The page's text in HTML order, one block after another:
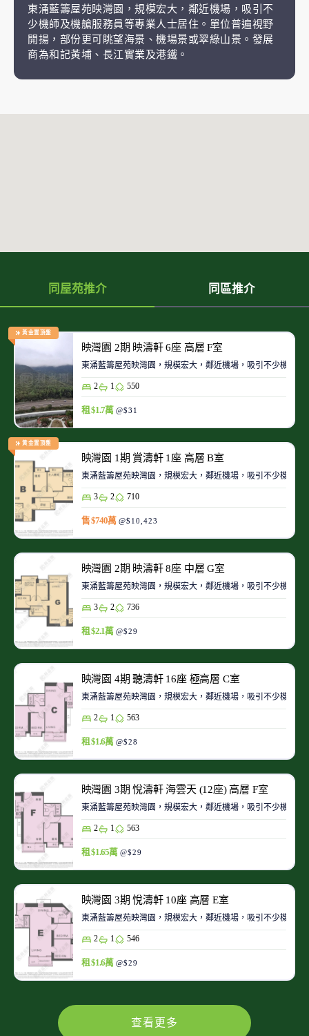
東涌藍籌屋苑映灣園，規模宏大，鄰近機場，吸引不
少機師及機艙服務員等專業人士居住。單位普遍視野
開揚，部份更可眺望海景、機場景或翠綠山景。發展
商為和記黃埔、長江實業及港鐵。
同屋苑推介 同區推介
黃金置頂盤
映灣園 2期 映濤軒 6座 高層 F室
東涌藍籌屋苑映灣園，規模宏大，鄰近機場，吸引不少機師
2 1 550
租 $1.7萬 @$31
黃金置頂盤
映灣園 1期 賞濤軒 1座 高層 B室
東涌藍籌屋苑映灣園，規模宏大，鄰近機場，吸引不少機師
3 2 710
售 $740萬 @$10,423
映灣園 2期 映濤軒 8座 中層 G室
東涌藍籌屋苑映灣園，規模宏大，鄰近機場，吸引不少機師
3 2 736
租 $2.1萬 @$29
映灣園 4期 聽濤軒 16座 極高層 C室
東涌藍籌屋苑映灣園，規模宏大，鄰近機場，吸引不少機師
2 1 563
租 $1.6萬 @$28
映灣園 3期 悅濤軒 海雲天 (12座) 高層 F室
東涌藍籌屋苑映灣園，規模宏大，鄰近機場，吸引不少機師
2 1 563
租 $1.65萬 @$29
映灣園 3期 悅濤軒 10座 高層 E室
東涌藍籌屋苑映灣園，規模宏大，鄰近機場，吸引不少機師
2 1 546
租 $1.6萬 @$29
查看更多